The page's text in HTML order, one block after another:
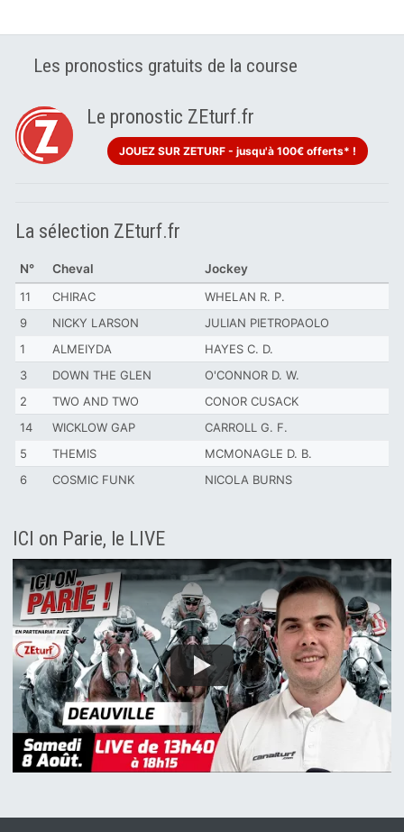
Les pronostics gratuits de la course
Le pronostic ZEturf.fr
JOUEZ SUR ZETURF - jusqu'à 100€ offerts* !
La sélection ZEturf.fr
N° Cheval
Jockey
11
CHIRAC
WHELAN R. P.
9
NICKY LARSON
JULIAN PIETROPAOLO
1
ALMEIYDA
HAYES C. D.
3
DOWN THE GLEN
O'CONNOR D. W.
2
TWO AND TWO
CONOR CUSACK
14
WICKLOW GAP
CARROLL G. F.
5
THEMIS
MCMONAGLE D. B.
6
COSMIC FUNK NICOLA BURNS
ICI on Parie, le LIVE